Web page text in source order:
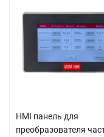
HMI панель для
преобразователя